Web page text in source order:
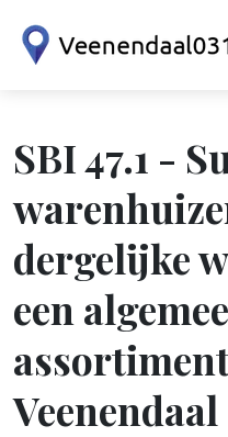
SBI 47.1 -
dergelijke
een
Veenendaal